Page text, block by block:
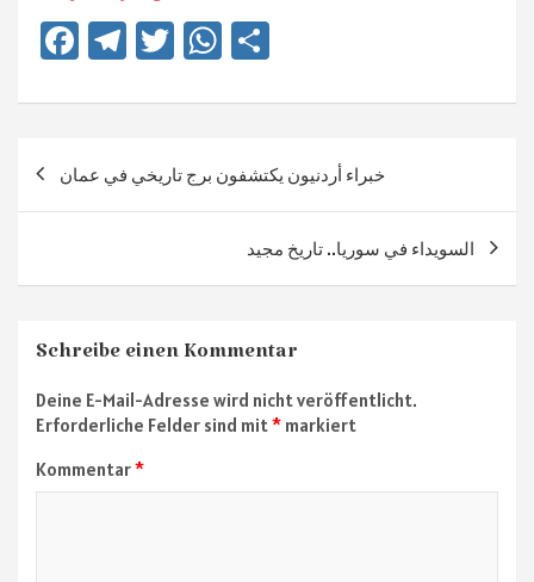
Fa
b
ok
Te
gr
m
T
tt
er
W
at
p
n
خبراء أردنيون يكتشفون برج تاريخي في عمان
السويداء في سوريا.. تاريخ مجيد
Schreibe einen Kommentar
Deine E-Mail-Adresse wird nicht veröffentlicht.
Erforderliche Felder sind mit* markiert
Kommentar*